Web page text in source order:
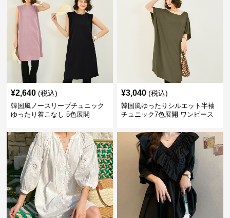
¥2,640 (税込)
韓国風ノースリーブチュニック
ゆったり着こなし 5色展開
¥3,040 (税込)
韓国風ゆったりシルエット半袖
チュニック7色展開 ワンピース